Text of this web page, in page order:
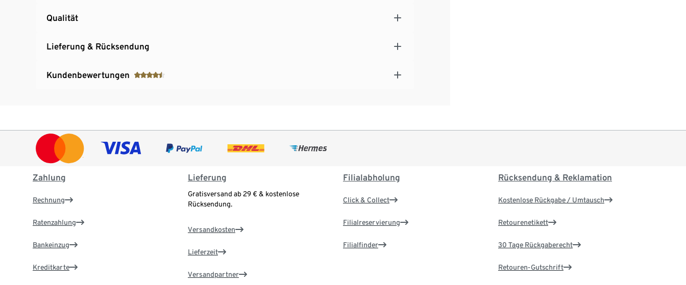
Qualität
Lieferung & Rücksendung
Kundenbewertungen
Zahlung
Rechnung
Ratenzahlung
Bankeinzug
Kreditkarte
Lieferung
Gratisversand ab 29 € & kostenlose
Rücksendung.
Versandkosten
Lieferzeit
Versandpartner
Filialabholung
Click & Collect
Filialreservierung
Filialfinder
Rücksendung & Reklamation
Kostenlose Rückgabe / Umtausch
Retourenetikett
30 Tage Rückgaberecht
Retouren-Gutschrift